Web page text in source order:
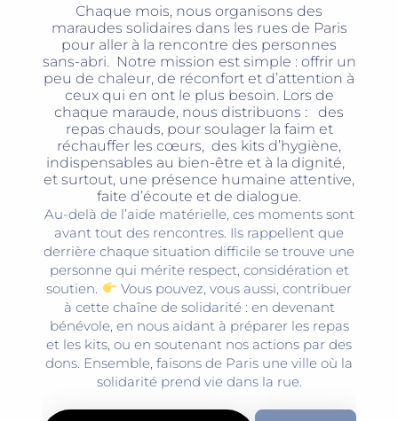
Chaque mois, nous organisons des
maraudes solidaires dans les rues de Paris
pour aller à la rencontre des personnes
sans-abri. Notre mission est simple : offrir un
peu de chaleur, de réconfort et d’attention à
ceux qui en ont le plus besoin. Lors de
chaque maraude, nous distribuons : des
repas chauds, pour soulager la faim et
réchauffer les cœurs, des kits d’hygiène,
indispensables au bien-être et à la dignité,
et surtout, une présence humaine attentive,
faite d’écoute et de dialogue.
Au-delà de l’aide matérielle, ces moments sont
avant tout des rencontres. Ils rappellent que
derrière chaque situation difficile se trouve une
personne qui mérite respect, considération et
soutien.
Vous pouvez, vous aussi, contribuer
à cette chaîne de solidarité : en devenant
bénévole, en nous aidant à préparer les repas
et les kits, ou en soutenant nos actions par des
dons. Ensemble, faisons de Paris une ville où la
solidarité prend vie dans la rue.